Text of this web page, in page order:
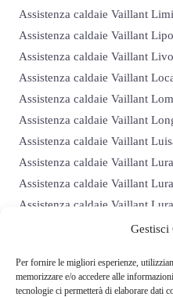
Gestisci
Per fornire le migliori esperienze,
memorizzare e/o accedere alle
tecnologie ci permetterà di elaborare dati
Assistenza caldaie Vaillant
Assistenza caldaie Vaillant
Assistenza caldaie Vaillant Livo
Assistenza caldaie Vaillant
Assistenza caldaie Vaillant
Assistenza caldaie Vaillant
Assistenza caldaie Vaillant
Assistenza caldaie Vaillant
Assistenza caldaie Vaillant
Assistenza caldaie Vaillant
Assistenza caldaie Vaillant
Assistenza caldaie Vaillant
Assistenza caldaie Vaillant